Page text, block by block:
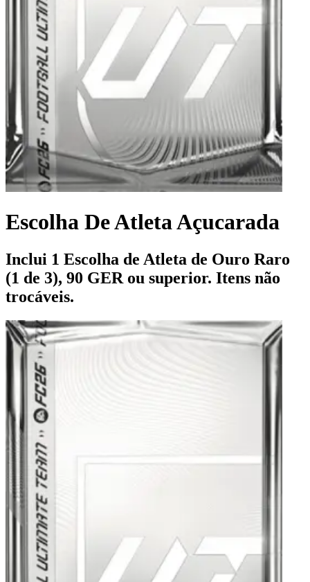
Escolha De Atleta Açucarada
Inclui 1 Escolha de Atleta de Ouro Raro
(1 de 3), 90 GER ou superior. Itens não
trocáveis.